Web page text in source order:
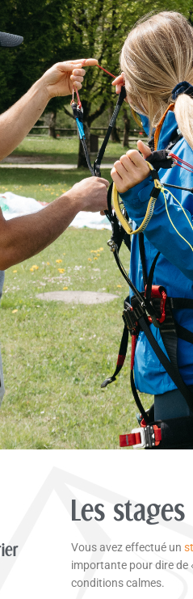
Les
Vous avez effectué un
importante pour dire de
conditions calmes.